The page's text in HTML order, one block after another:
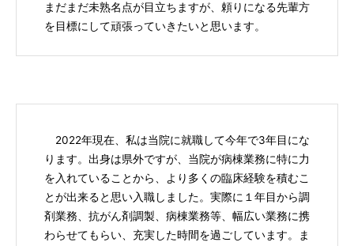
まだまだ未熟名点が目立ちますが、頼りになる先輩方
を目標にして頑張っていきたいと思います。
2022年現在、私は当院に就職して今年で3年目にな
ります。出身は県外ですが、当院が病棟業務に特に力
を入れていることから、より多くの臨床経験を積むこ
とが出来ると思い入職しました。実際に１年目から調
剤業務、抗がん剤調製、病棟業務等、幅広い業務に携
わらせてもらい、充実した時間を過ごしています。ま